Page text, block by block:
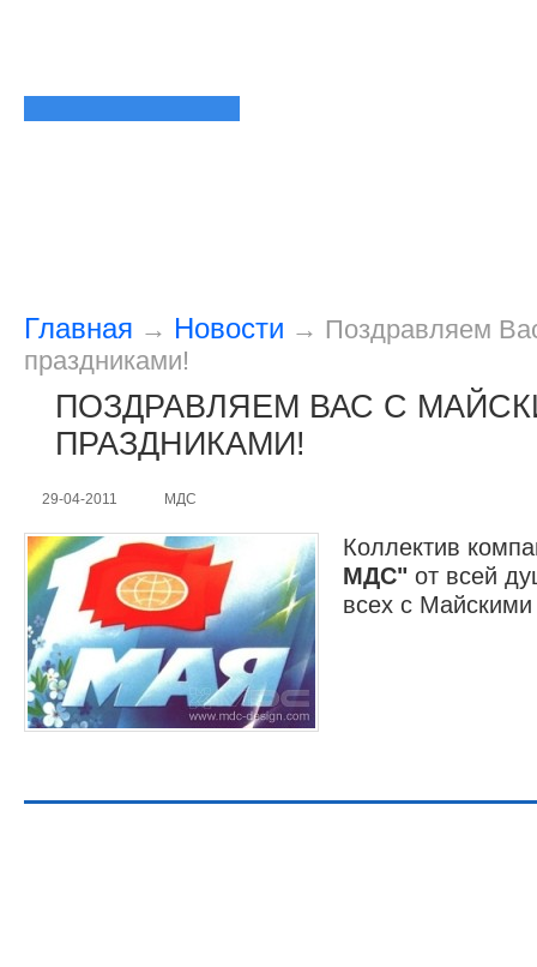
Главная → Новости → Поздравляем
праздниками!
ПОЗДРАВЛЯЕМ ВАС С
ПРАЗДНИКАМИ!
29-04-2011 МДС
Коллектив
МДС" от всей
всех с